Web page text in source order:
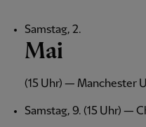
Samstag, 2.
Mai
(15 Uhr) — Manchester
Samstag, 9. (15 Uhr) —